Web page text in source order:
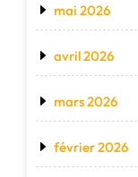
mai 2026
avril 2026
mars 2026
février 2026